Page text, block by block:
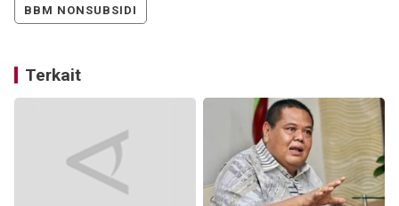
BBM NONSUBSIDI
Terkait